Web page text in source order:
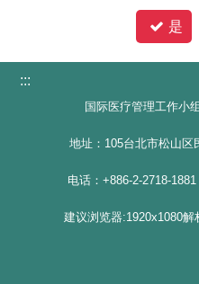
是
:::
国际医疗管理工作
地址：105台北市松山区
电话：+886-2-2718-
建议浏览器:1920x1080